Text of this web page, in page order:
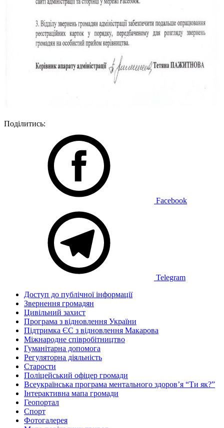
Поділитись:
Facebook
Telegram
Доступ до публічної інформації
Звернення громадян
Цивільний захист
Програма з відновлення України
Підтримка ЄС з відновлення Макарова
Міжнародне співробітництво
Гуманітарна допомога
Регуляторна діяльність
Старости
Поліцейський офіцер громади
Всеукраїнська програма ментального здоров’я “Ти як?”
Інтерактивна мапа громади
Геопортал
Спорт
Фотогалерея